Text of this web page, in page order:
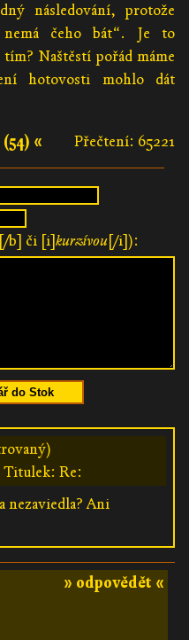
následování, protože
čeho bát“. Je to
Naštěstí pořád máme
hotovosti mohlo dát
Přečtení: 65221
«
[/b] či [i]kurzívou[/i]):
do Stok
Titulek: Re:
nezaviedla? Ani
» odpovědět «